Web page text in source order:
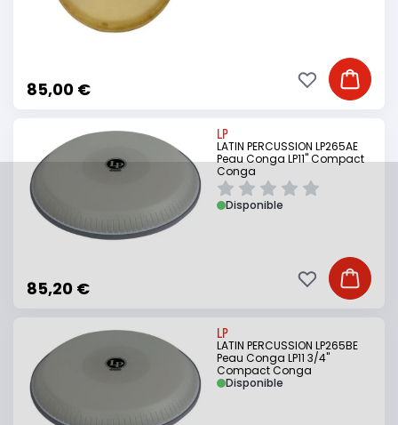
85,00 € Ajouter
Ajouter à ma
LP
LATIN PERCUSSION LP265AE
Peau Conga LP11" Compact
Conga
85,20 €
Disponible
Ajouter
Ajouter à ma
LP
LATIN PERCUSSION LP265BE
Peau Conga LP11 3/4"
Compact Conga
Disponible